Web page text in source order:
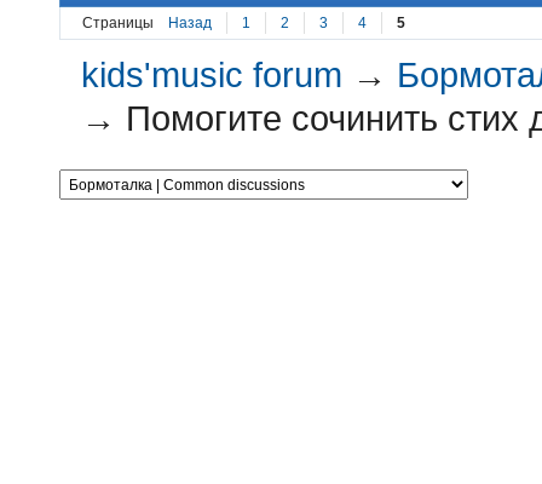
Страницы Назад 1 2 3 4 5
kids'music forum →
→ Помогите сочинить стих